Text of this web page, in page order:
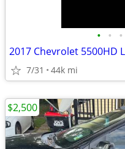
• • •
7/31 44k mi
$2,500